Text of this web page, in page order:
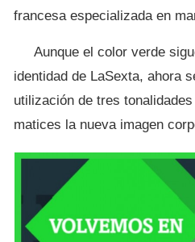
francesa especializada en
Aunque el color verde
identidad de LaSexta, ahora
utilización de tres
matices la nueva imagen